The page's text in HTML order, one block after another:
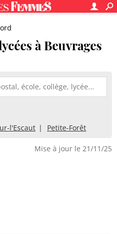
à Beuvrages
l'Escaut Petite-Forêt
Mise à jour le 21/11/25